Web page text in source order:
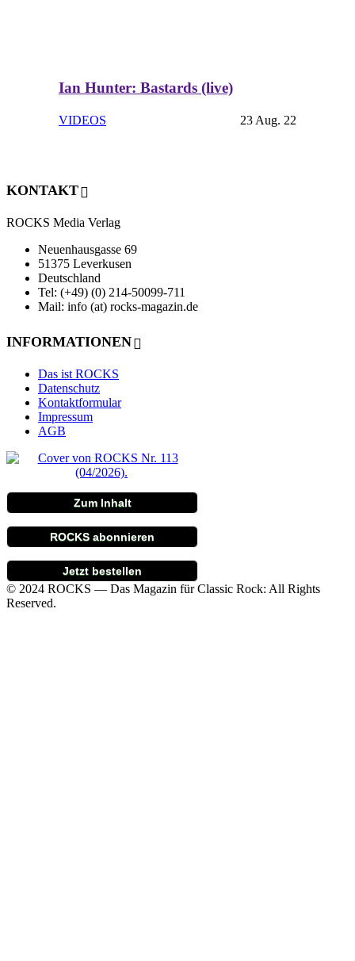
Ian Hunter: Bastards (live)
VIDEOS 23 Aug. 22
KONTAKT
ROCKS Media Verlag
Neuenhausgasse 69
51375 Leverkusen
Deutschland
Tel: (+49) (0) 214-50099-711
Mail: info (at) rocks-magazin.de
INFORMATIONEN
Das ist ROCKS
Datenschutz
Kontaktformular
Impressum
AGB
Zum Inhalt
ROCKS abonnieren
Jetzt bestellen
© 2024 ROCKS — Das Magazin für Classic Rock: All Rights
Reserved.